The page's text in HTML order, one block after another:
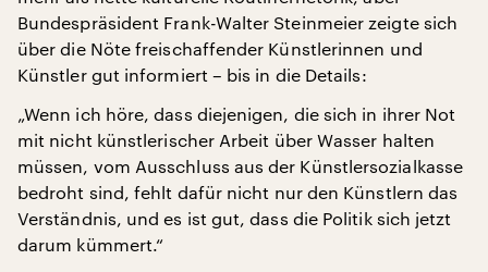
Bundespräsident Frank-Walter Steinmeier zeigte sich
über die Nöte freischaffender Künstlerinnen und
Künstler gut informiert – bis in die Details:
„Wenn ich höre, dass diejenigen, die sich in ihrer Not
mit nicht künstlerischer Arbeit über Wasser halten
müssen, vom Ausschluss aus der Künstlersozialkasse
bedroht sind, fehlt dafür nicht nur den Künstlern das
Verständnis, und es ist gut, dass die Politik sich jetzt
darum kümmert.“